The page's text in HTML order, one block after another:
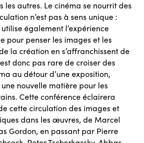
les autres. Le cinéma se nourrit des
n’est pas à sens unique :
également l’expérience
pour penser les images et les
la création en s’affranchissent de
donc pas rare de croiser des
au détour d’une exposition,
nouvelle matière pour les
Cette conférence éclairera
cette circulation des images et
dans les œuvres, de Marcel
Gordon, en passant par Pierre